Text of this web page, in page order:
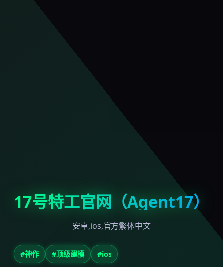
17号特工官网（Agent17）
安卓,ios,官方繁体中文
#神作 #顶级建模 #ios